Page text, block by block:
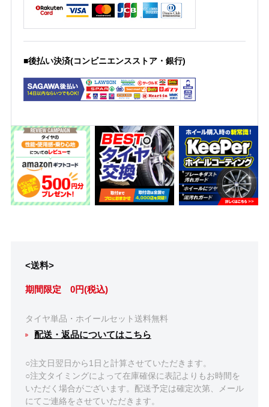
■後払い決済(コンビニエンスストア・銀行)
<送料>
期間限定 0円(税込)
タイヤ単品・ホイールセット送料無料
配送・返品についてはこちら
○注文日翌日から1日と計算させていただきます。
○注文タイミングによって在庫確保に表記よりもお時間を
いただく場合がございます。配送予定は確定次第、メール
にてご連絡をさせていただきます。